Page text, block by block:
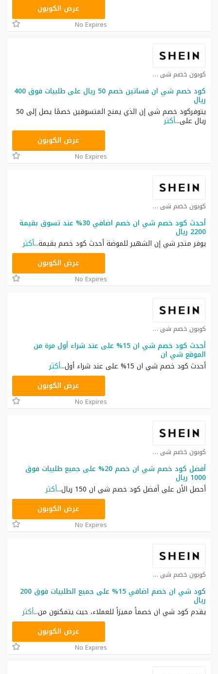
عرض الكوبون
No Expires
كوبون خصم شي ان كوبون
كود خصم شي ان فساتين خصم 50 ريال على طلبيات فوق 400
ريال
يتوفركود خصم شي إن الذي يمنح المتسوقين خصمًا يصل إلى 50
ريال على...أكثر
عرض الكوبون
No Expires
كوبون خصم شي ان كوبون
أحدث كود خصم شي ان خصم اضافي 30% عند تسوق بقيمة
2200 ريال
يوفر متجر شي إن الشهير للموضة أحدث كود خصم بقيمة...أكثر
عرض الكوبون
No Expires
كوبون خصم شي ان كوبون
أحدث كود خصم شي ان 15% على عند شراء أول مرة من
الموقع شي ان
أحدث كود خصم شي ان 15% على عند شراء أول
...أكثر
عرض الكوبون
No Expires
كوبون خصم شي ان كوبون
أفضل كود خصم شي ان خصم 20% على جميع طلبيات فوق
1000 ريال
أحصل الأن على أفضل كود خصم شي ان 150 ريال
...أكثر
عرض الكوبون
No Expires
كوبون خصم شي ان كوبون
كود شي ان خصم اضافي 15% على جميع الطلبيات فوق 200
ريال
يقدم كود شي ان خصماً مميزاً للعملاء، حيث يتمكنون من...أكثر
عرض الكوبون
No Expires